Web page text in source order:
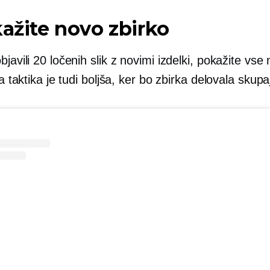
novo zbirko
20 ločenih slik z novimi izdelki, pokažite vse
taktika je tudi boljša, ker bo zbirka delovala